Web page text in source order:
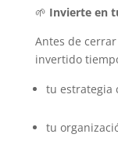
🌱 Invierte en
Antes de
invertido
tu estrategia
tu